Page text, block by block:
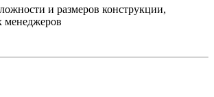
и размеров конструкции,
менеджеров